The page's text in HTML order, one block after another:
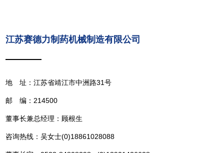
江苏赛德力制药机械制造有限公司
地 址：江苏省靖江市中洲路31号
邮 编：214500
董事长兼总经理：顾根生
咨询热线：吴女士(0)18861028088